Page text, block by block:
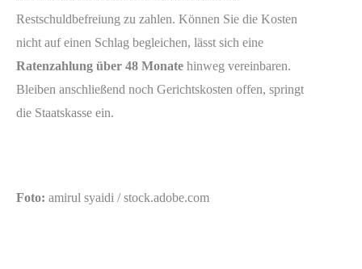
Restschuldbefreiung zu zahlen. Können Sie die Kosten
nicht auf einen Schlag begleichen, lässt sich eine
Ratenzahlung über 48 Monate hinweg vereinbaren.
Bleiben anschließend noch Gerichtskosten offen, springt
die Staatskasse ein.
Foto: amirul syaidi / stock.adobe.com